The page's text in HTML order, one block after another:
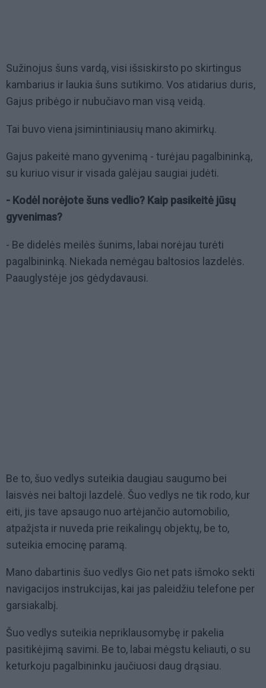
Sužinojus šuns vardą, visi išsiskirsto po skirtingus
kambarius ir laukia šuns sutikimo. Vos atidarius duris,
Gajus pribėgo ir nubučiavo man visą veidą.
Tai buvo viena įsimintiniausių mano akimirkų.
Gajus pakeitė mano gyvenimą - turėjau pagalbininką,
su kuriuo visur ir visada galėjau saugiai judėti.
- Kodėl norėjote šuns vedlio? Kaip pasikeitė jūsų
gyvenimas?
- Be didelės meilės šunims, labai norėjau turėti
pagalbininką. Niekada nemėgau baltosios lazdelės.
Paauglystėje jos gėdydavausi.
Be to, šuo vedlys suteikia daugiau saugumo bei
laisvės nei baltoji lazdelė. Šuo vedlys ne tik rodo, kur
eiti, jis tave apsaugo nuo artėjančio automobilio,
atpažįsta ir nuveda prie reikalingų objektų, be to,
suteikia emocinę paramą.
Mano dabartinis šuo vedlys Gio net pats išmoko sekti
navigacijos instrukcijas, kai jas paleidžiu telefone per
garsiakalbį.
Šuo vedlys suteikia nepriklausomybę ir pakelia
pasitikėjimą savimi. Be to, labai mėgstu keliauti, o su
keturkoju pagalbininku jaučiuosi daug drąsiau.